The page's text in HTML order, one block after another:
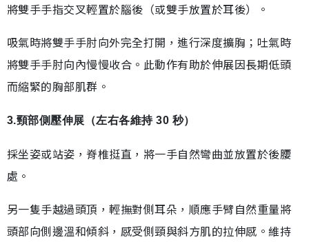
將雙手手指交叉輕置於腦後（或雙手放置於耳後）。
吸氣時將雙手手肘向外完全打開，進行深度擴胸；吐氣時
將雙手手肘向內慢慢收合。此動作有助於伸展因長期低頭
而縮緊的胸部肌群。
3.頸部側壓伸展（左右各維持 30 秒）
採坐姿或站姿，脊椎挺直，將一手自然彎曲並放置於後腰
處。
另一隻手越過頭頂，輕撫對側耳朵，順應手臂自然重量將
頭部向側邊溫和傾斜，感受側頸與斜方肌的拉伸感。維持